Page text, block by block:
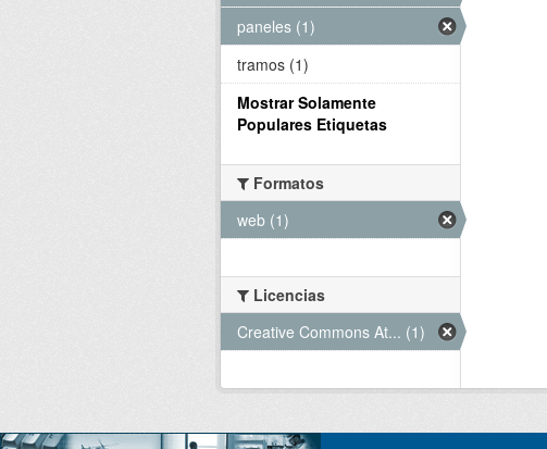
paneles (1)
tramos (1)
Mostrar Solamente
Populares Etiquetas
Formatos
web (1)
Licencias
Creative Commons At... (1)